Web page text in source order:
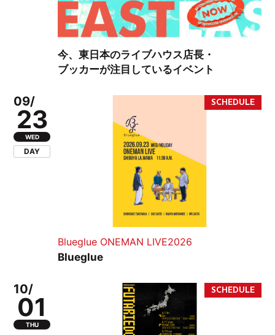
今、東日本のライブハウス店長・
ブッカーが注目しているイベント
09/
23
WED
DAY
Blueglue ONEMAN LIVE2026
Blueglue
10/
01
THU